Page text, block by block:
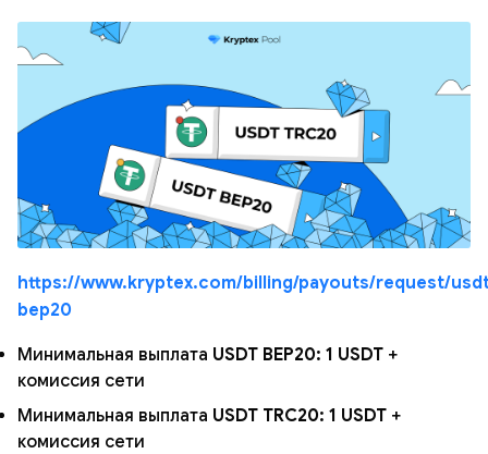
https://www.kryptex.com/billing/payouts/request/
bep20
Минимальная выплата USDT BEP20: 1 USDT +
комиссия сети
Минимальная выплата USDT TRC20: 1 USDT +
комиссия сети